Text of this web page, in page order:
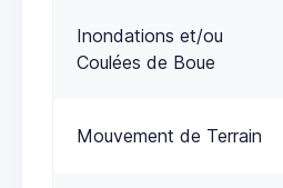
Inondations et/ou
Coulées de Boue
Mouvement de Terrain